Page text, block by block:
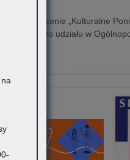
Stowarzyszenie „Kulturalne
zaprasza do udziału w